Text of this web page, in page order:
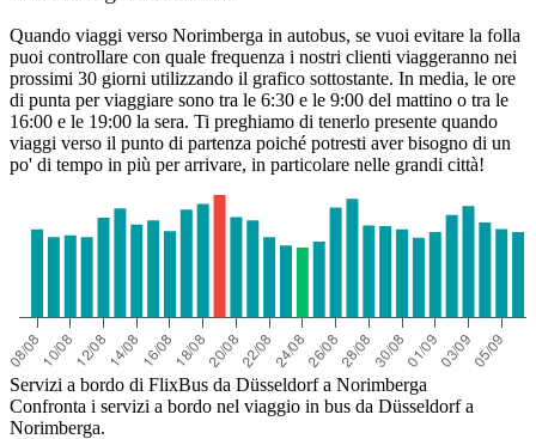
Quando viaggi verso Norimberga in autobus, se vuoi evitare la folla
puoi controllare con quale frequenza i nostri clienti viaggeranno nei
prossimi 30 giorni utilizzando il grafico sottostante. In media, le ore
di punta per viaggiare sono tra le 6:30 e le 9:00 del mattino o tra le
16:00 e le 19:00 la sera. Ti preghiamo di tenerlo presente quando
viaggi verso il punto di partenza poiché potresti aver bisogno di un
po' di tempo in più per arrivare, in particolare nelle grandi città!
Servizi a bordo di FlixBus da Düsseldorf a Norimberga
Confronta i servizi a bordo nel viaggio in bus da Düsseldorf a
Norimberga.